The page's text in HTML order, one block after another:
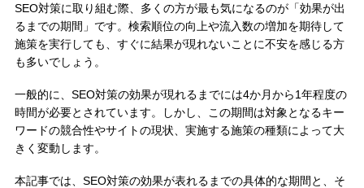
SEO対策に取り組む際、多くの方が最も気になるのが「効果が出
るまでの期間」です。検索順位の向上や流入数の増加を期待して
施策を実行しても、すぐに結果が現れないことに不安を感じる方
も多いでしょう。
一般的に、SEO対策の効果が現れるまでには4か月から1年程度の
時間が必要とされています。しかし、この期間は対象となるキー
ワードの競合性やサイトの現状、実施する施策の種類によって大
きく変動します。
本記事では、SEO対策の効果が表れるまでの具体的な期間と、そ